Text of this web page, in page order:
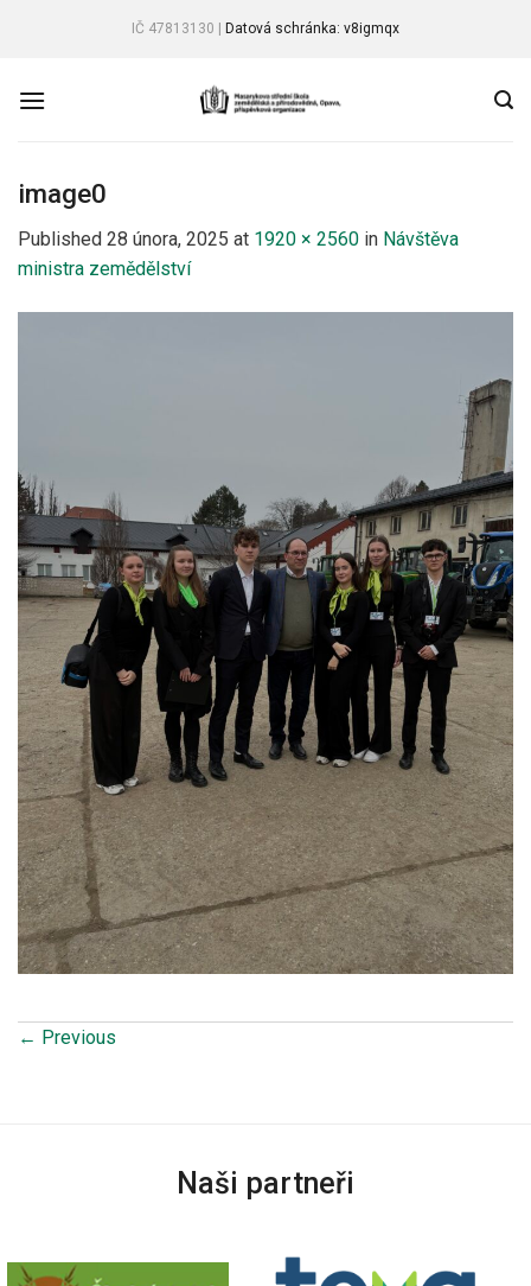
IČ 47813130 | Datová schránka: v8igmqx
image0
Published 28 února, 2025 at 1920 × 2560 in Návštěva
ministra zemědělství
← Previous
Naši partneři